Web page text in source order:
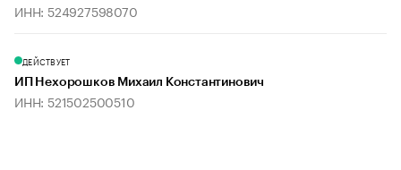
ИНН: 524927598070
ДЕЙСТВУЕТ
ИП Нехорошков Михаил Константинович
ИНН: 521502500510